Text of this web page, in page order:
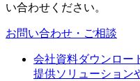
い合わせください。
お問い合わせ・ご相談
会社資料ダウンロー
提供ソリューション